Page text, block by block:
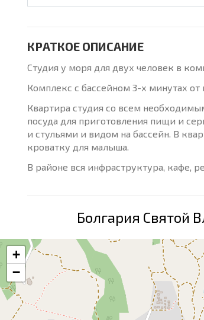
КРАТКОЕ ОПИСАНИЕ
Студия у моря для двух человек в
Комплекс с бассейном 3-х минутах от
Квартира студия со всем
посуда для приготовления пищи и
и стульями и видом на бассейн. В
кроватку для малыша.
В районе вся инфраструктура, кафе,
Болгария Святой
+
−